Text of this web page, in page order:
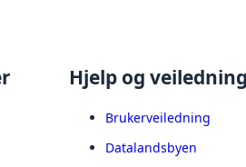
Hjelp og
Brukerveiledning
Datalandsbyen